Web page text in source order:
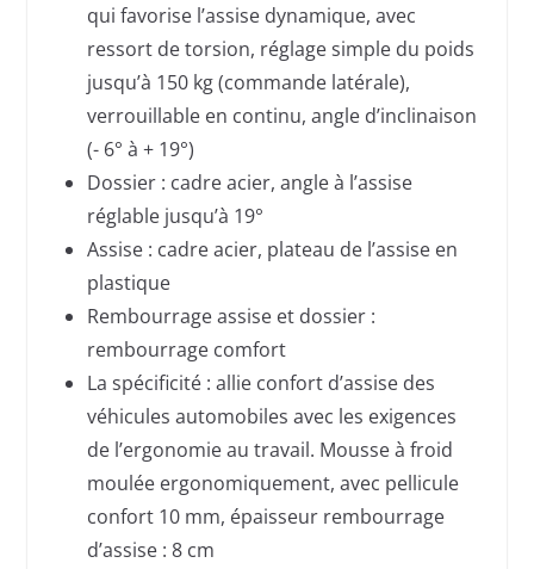
qui favorise l’assise dynamique, avec
ressort de torsion, réglage simple du poids
jusqu’à 150 kg (commande latérale),
verrouillable en continu, angle d’inclinaison
(- 6° à + 19°)
Dossier : cadre acier, angle à l’assise
réglable jusqu’à 19°
Assise : cadre acier, plateau de l’assise en
plastique
Rembourrage assise et dossier :
rembourrage comfort
La spécificité : allie confort d’assise des
véhicules automobiles avec les exigences
de l’ergonomie au travail. Mousse à froid
moulée ergonomiquement, avec pellicule
confort 10 mm, épaisseur rembourrage
d’assise : 8 cm